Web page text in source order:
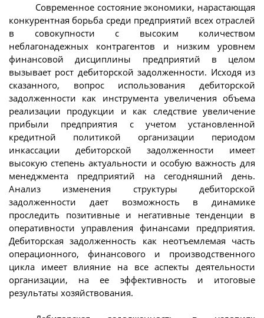
Современное состояние экономики, нарастающая
конкурентная борьба среди предприятий всех отраслей
в совокупности с высоким количеством
неблагонадежных контрагентов и низким уровнем
финансовой дисциплины предприятий в целом
вызывает рост дебиторской задолженности. Исходя из
сказанного, вопрос использования дебиторской
задолженности как инструмента увеличения объема
реализации продукции и как следствие увеличение
прибыли предприятия с учетом установленной
кредитной политикой организации периодом
инкассации дебиторской задолженности имеет
высокую степень актуальности и особую важность для
менеджмента предприятий на сегодняшний день.
Анализ изменения структуры дебиторской
задолженности дает возможность в динамике
проследить позитивные и негативные тенденции в
оперативности управления финансами предприятия.
Дебиторская задолженность как неотъемлемая часть
операционного, финансового и производственного
цикла имеет влияние на все аспекты деятельности
организации, на ее эффективность и итоговые
результаты хозяйствования.